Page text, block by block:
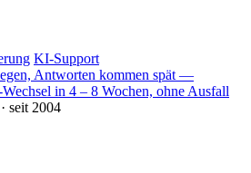
KI-Support
Antworten kommen spät —
in 4 – 8 Wochen, ohne Ausfall
seit 2004